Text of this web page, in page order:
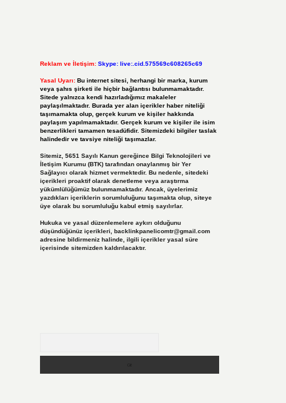
Reklam ve İletişim: Skype: live:.cid.575569c608265c69
Yasal Uyarı: Bu internet sitesi, herhangi bir marka, kurum
veya şahıs şirketi ile hiçbir bağlantısı bulunmamaktadır.
Sitede yalnızca kendi hazırladığımız makaleler
paylaşılmaktadır. Burada yer alan içerikler haber niteliği
taşımamakta olup, gerçek kurum ve kişiler hakkında
paylaşım yapılmamaktadır. Gerçek kurum ve kişiler ile isim
benzerlikleri tamamen tesadüfidir. Sitemizdeki bilgiler taslak
halindedir ve tavsiye niteliği taşımazlar.
Sitemiz, 5651 Sayılı Kanun gereğince Bilgi Teknolojileri ve
İletişim Kurumu (BTK) tarafından onaylanmış bir Yer
Sağlayıcı olarak hizmet vermektedir. Bu nedenle, sitedeki
içerikleri proaktif olarak denetleme veya araştırma
yükümlülüğümüz bulunmamaktadır. Ancak, üyelerimiz
yazdıkları içeriklerin sorumluluğunu taşımakta olup, siteye
üye olarak bu sorumluluğu kabul etmiş sayılırlar.
Hukuka ve yasal düzenlemelere aykırı olduğunu
düşündüğünüz içerikleri, backlinkpanelicomtr@gmail.com
adresine bildirmeniz halinde, ilgili içerikler yasal süre
içerisinde sitemizden kaldırılacaktır.